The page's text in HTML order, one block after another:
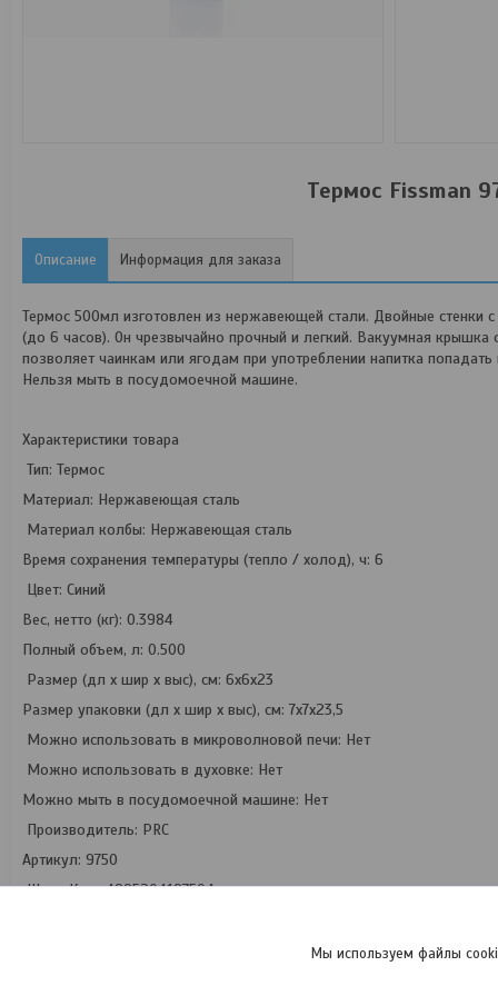
Термос Fissman
Описание Информация для заказа
Термос 500мл изготовлен из нержавеющей стали. Двойные стенки
(до 6 часов). Он чрезвычайно прочный и легкий. Вакуумная крышка
позволяет чаинкам или ягодам при употреблении напитка
Нельзя мыть в посудомоечной машине.
Характеристики товара
Тип: Термос
Материал: Нержавеющая сталь
Материал колбы: Нержавеющая сталь
Время сохранения температуры (тепло / холод), ч: 6
Цвет: Синий
Вес, нетто (кг): 0.3984
Полный объем, л: 0.500
Размер (дл х шир х выс), см: 6х6х23
Размер упаковки (дл х шир х выс), см: 7х7х23,5
Можно использовать в микроволновой печи: Нет
Можно использовать в духовке: Нет
Можно мыть в посудомоечной машине: Нет
Производитель: PRC
Артикул: 9750
ШтрихКод: 4895204197504
Мы используем файлы